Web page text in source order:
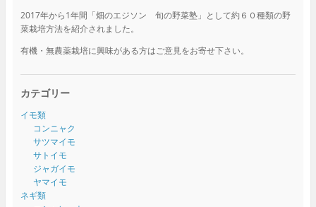
2017年から1年間「畑のエジソン 旬の野菜塾」として約６０種類の野
菜栽培方法を紹介されました。
有機・無農薬栽培に興味がある方はご意見をお寄せ下さい。
カテゴリー
イモ類
コンニャク
サツマイモ
サトイモ
ジャガイモ
ヤマイモ
ネギ類